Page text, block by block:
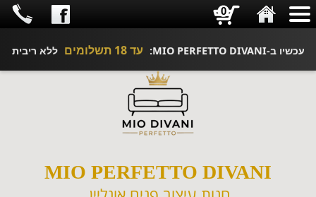
עכשיו ב-MIO PERFETTO DIVANI: עד 18 תשלומים ללא ריבית
MIO PERFETTO DIVANI
0